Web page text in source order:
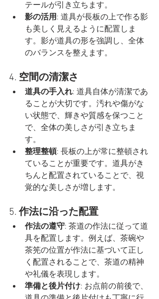
テールが引き立ちます。
影の活用: 道具が長板の上で作る影
も美しく見えるように配置しま
す。影が道具の形を強調し、全体
のバランスを整えます。
4. 空間の清潔さ
道具の手入れ: 道具自体が清潔であ
ることが大切です。汚れや傷がな
い状態で、輝きや質感を保つこと
で、全体の美しさが引き立ちま
す。
整理整頓: 長板の上が常に整頓され
ていることが重要です。道具がき
ちんと配置されていることで、視
覚的な美しさが増します。
5. 作法に沿った配置
作法の遵守: 茶道の作法に従って道
具を配置します。例えば、茶碗や
茶筅の位置が作法に基づいて正し
く配置されることで、茶道の精神
や礼儀を表現します。
準備と後片付け: お点前の前後で、